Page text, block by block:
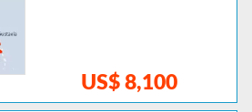
US$ 8,100